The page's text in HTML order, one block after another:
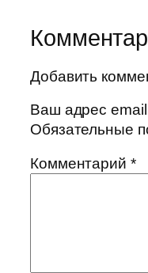
Добавить
Ваш адрес email
Обязательные
Комментарий *